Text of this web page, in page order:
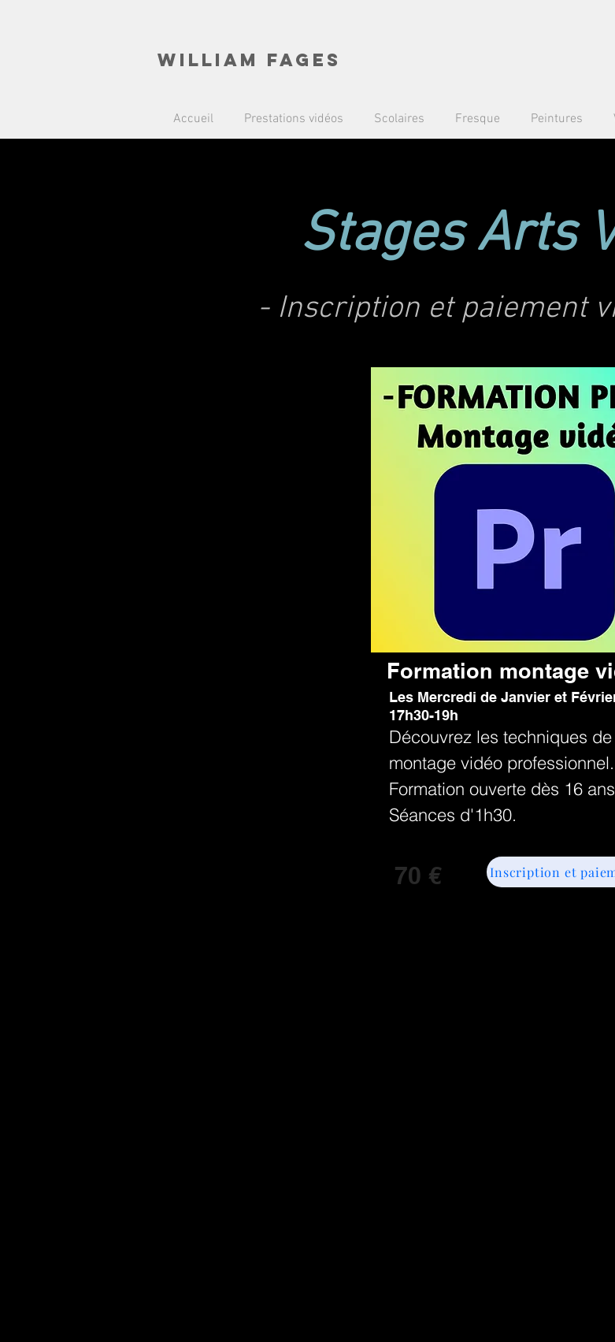
WILLIAM FAGES
Accueil Prestations vidéos Scolaires Fresque Peintures
Stages Arts
- Inscription et paiement
Formation montage
Les Mercredi de Janvier et
17h30-19h
Découvrez les techniques de
montage vidéo professionnel.
Formation ouverte dès 16
Séances d'1h30.
70 € Inscription et